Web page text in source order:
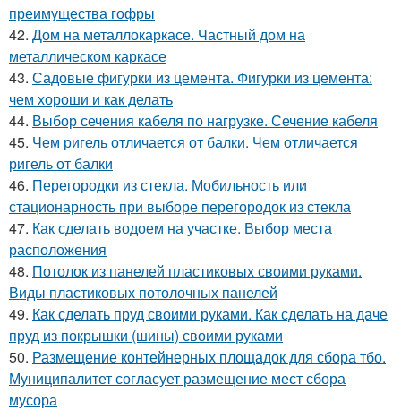
преимущества гофры
42. Дом на металлокаркасе. Частный дом на
металлическом каркасе
43. Садовые фигурки из цемента. Фигурки из цемента:
чем хороши и как делать
44. Выбор сечения кабеля по нагрузке. Сечение кабеля
45. Чем ригель отличается от балки. Чем отличается
ригель от балки
46. Перегородки из стекла. Мобильность или
стационарность при выборе перегородок из стекла
47. Как сделать водоем на участке. Выбор места
расположения
48. Потолок из панелей пластиковых своими руками.
Виды пластиковых потолочных панелей
49. Как сделать пруд своими руками. Как сделать на даче
пруд из покрышки (шины) своими руками
50. Размещение контейнерных площадок для сбора тбо.
Муниципалитет согласует размещение мест сбора
мусора